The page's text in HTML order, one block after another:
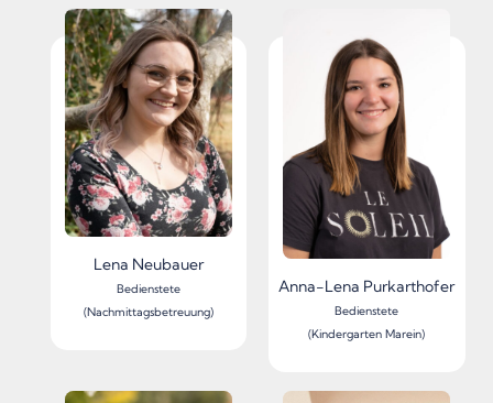
Lena Neubauer
Bedienstete
(Nachmittagsbetreuung)
Anna-Lena Purkarthofer
Bedienstete
(Kindergarten Marein)